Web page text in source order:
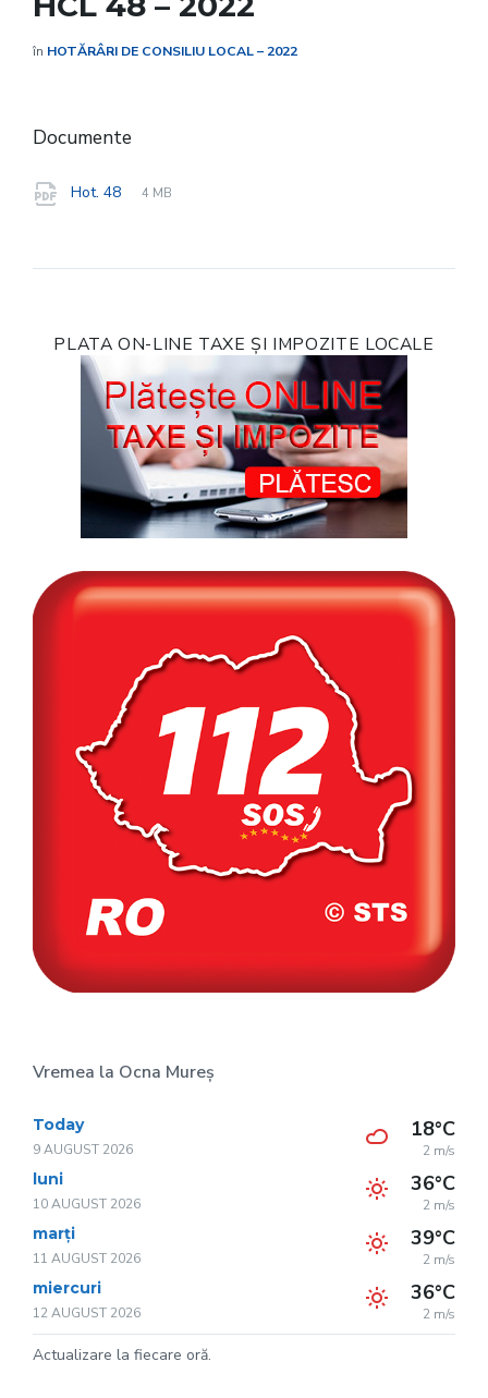
în HOTĂRÂRI DE CONSILIU LOCAL – 2022
Documente
Hot. 48
File
pdf
File
4 MB
PLATA ON-LINE TAXE ȘI IMPOZITE LOCALE
Vremea la Ocna Mureș
Today
9 AUGUST 2026
18°C
2 m/s
luni
10 AUGUST 2026
36°C
2 m/s
marți
11 AUGUST 2026
39°C
2 m/s
miercuri
12 AUGUST 2026
36°C
2 m/s
Actualizare la fiecare oră.